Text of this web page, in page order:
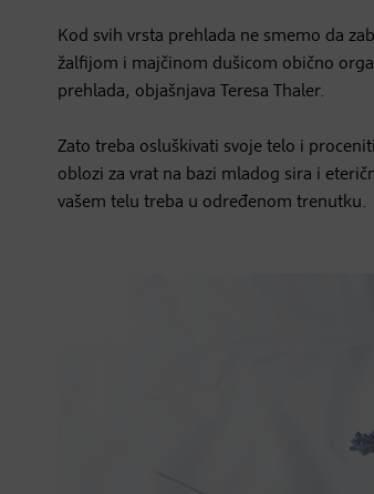
Kod svih vrsta prehlada ne smemo da
žalfijom i majčinom dušicom obično
prehlada, objašnjava Teresa Thaler.
Zato treba osluškivati svoje telo i
oblozi za vrat na bazi mladog sira i
vašem telu treba u određenom trenutku.